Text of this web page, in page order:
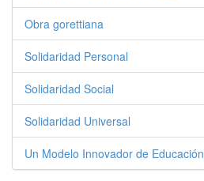
Obra gorettiana
Solidaridad Personal
Solidaridad Social
Solidaridad Universal
Un Modelo Innovador de Educación